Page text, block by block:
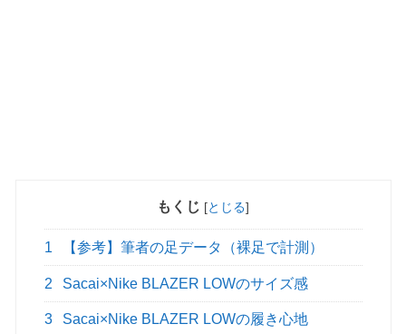
もくじ [とじる]
1 【参考】筆者の足データ（裸足で計測）
2 Sacai×Nike BLAZER LOWのサイズ感
3 Sacai×Nike BLAZER LOWの履き心地